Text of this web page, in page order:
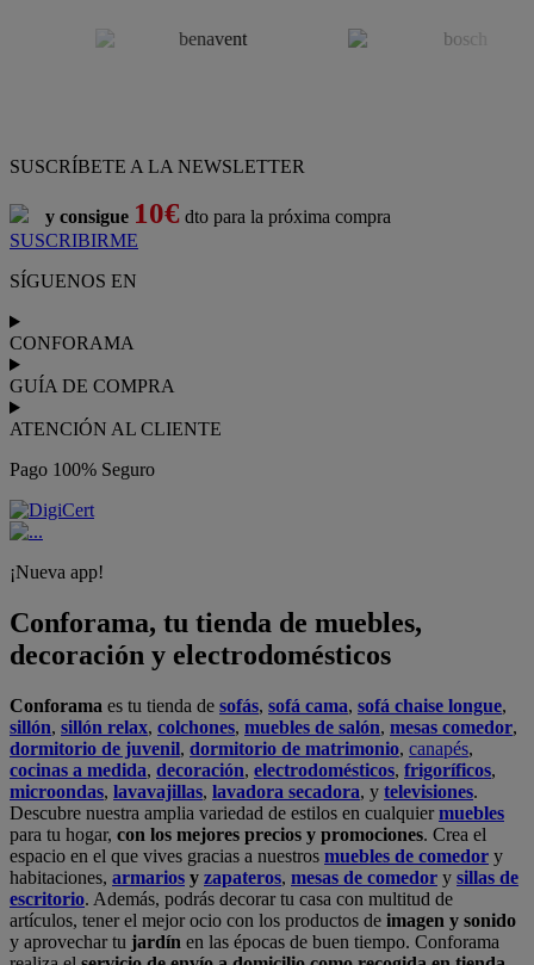
SUSCRÍBETE A LA NEWSLETTER
y consigue 10€ dto para la próxima compra
SUSCRIBIRME
SÍGUENOS EN
CONFORAMA
GUÍA DE COMPRA
ATENCIÓN AL CLIENTE
Pago 100% Seguro
¡Nueva app!
Conforama, tu tienda de muebles,
decoración y electrodomésticos
Conforama es tu tienda de sofás, sofá cama, sofá chaise longue,
sillón, sillón relax, colchones, muebles de salón, mesas comedor,
dormitorio de juvenil, dormitorio de matrimonio, canapés,
cocinas a medida, decoración, electrodomésticos, frigoríficos,
microondas, lavavajillas, lavadora secadora, y televisiones.
Descubre nuestra amplia variedad de estilos en cualquiermuebles
para tu hogar, con los mejores precios y promociones. Crea el
espacio en el que vives gracias a nuestros muebles de comedor y
habitaciones, armarios y zapateros, mesas de comedor y sillas de
escritorio. Además, podrás decorar tu casa con multitud de
artículos, tener el mejor ocio con los productos de imagen y sonido
y aprovechar tu jardín en las épocas de buen tiempo. Conforama